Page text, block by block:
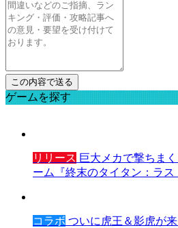
ゲームを探す
リリース 巨大メカで撃ちま
ーム『終末のタイタン：ラス
コラボ ついに虎王＆影虎が